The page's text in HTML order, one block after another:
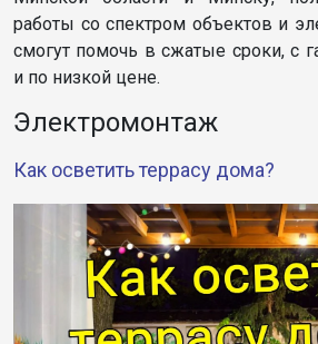
работы со спектром объектов и
смогут помочь в сжатые сроки, с
и по низкой цене.
Электромонтаж
Как осветить террасу дома?